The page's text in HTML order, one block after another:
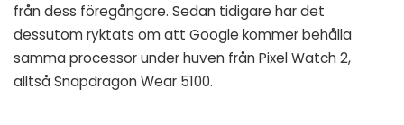
från dess föregångare. Sedan tidigare har det
dessutom ryktats om att Google kommer behålla
samma processor under huven från Pixel Watch 2,
alltså Snapdragon Wear 5100.